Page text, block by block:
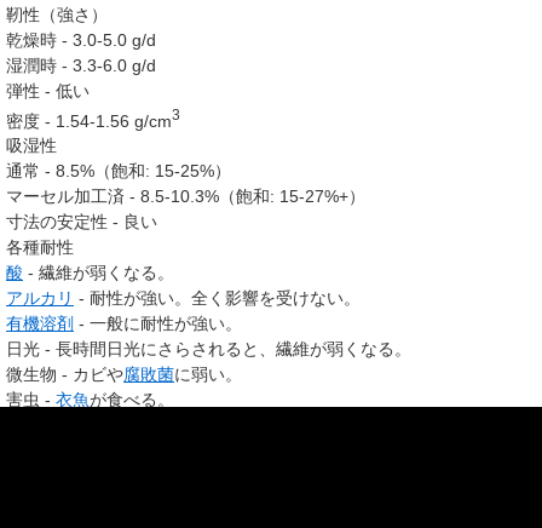
靭性（強さ）
乾燥時 - 3.0-5.0 g/d
湿潤時 - 3.3-6.0 g/d
弾性 - 低い
密度 - 1.54-1.56 g/cm3
吸湿性
通常 - 8.5%（飽和: 15-25%）
マーセル加工済 - 8.5-10.3%（飽和: 15-27%+）
寸法の安定性 - 良い
各種耐性
酸 - 繊維が弱くなる。
アルカリ - 耐性が強い。全く影響を受けない。
有機溶剤 - 一般に耐性が強い。
日光 - 長時間日光にさらされると、繊維が弱くなる。
微生物 - カビや腐敗菌に弱い。
害虫 - 衣魚が食べる。